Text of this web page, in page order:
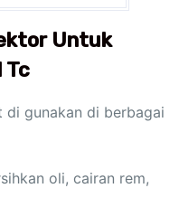
Untuk
Tc
di gunakan di berbagai
oli, cairan rem,